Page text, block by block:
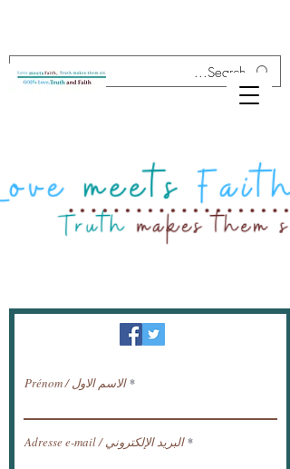
النشرة الإخبارية / تلقي الأخبار عبر البريد
Prénom / الاسم الاول
Adresse e-mail / البريد الإلكتروني